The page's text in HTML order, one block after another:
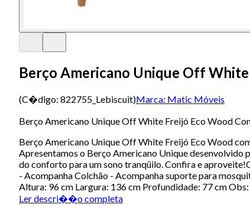
Berço Americano Unique Off
(C�digo: 822755_Lebiscuit)Marca: Matic Móveis
Berço Americano Unique Off White Freijó Eco Wood
Berço Americano Unique Off White Freijó Eco Wood
Apresentamos o Berço Americano Unique desenvolvido
do conforto para um sono tranqüilo. Confira e
- Acompanha Colchão - Acompanha suporte para
Altura: 96 cm Largura: 136 cm Profundidade: 77 cm
Ler descri��o completa